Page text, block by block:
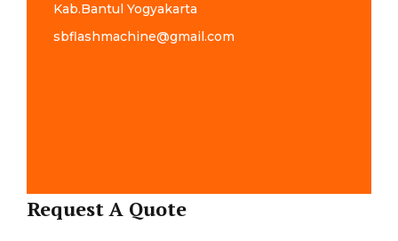
Kab.Bantul Yogyakarta
sbflashmachine@gmail.com
Request A Quote